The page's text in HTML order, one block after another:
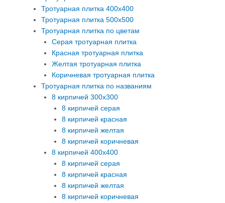
Тротуарная плитка 400х400
Тротуарная плитка 500х500
Тротуарная плитка по цветам
Серая тротуарная плитка
Красная тротуарная плитка
Желтая тротуарная плитка
Коричневая тротуарная плитка
Тротуарная плитка по названиям
8 кирпичей 300х300
8 кирпичей серая
8 кирпичей красная
8 кирпичей желтая
8 кирпичей коричневая
8 кирпичей 400х400
8 кирпичей серая
8 кирпичей красная
8 кирпичей желтая
8 кирпичей коричневая